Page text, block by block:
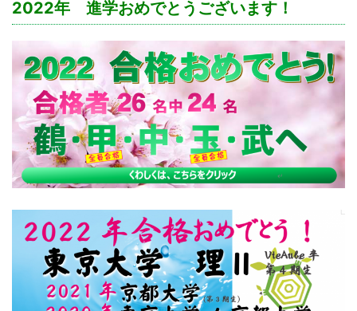
2022年 進学おめでとうございます！